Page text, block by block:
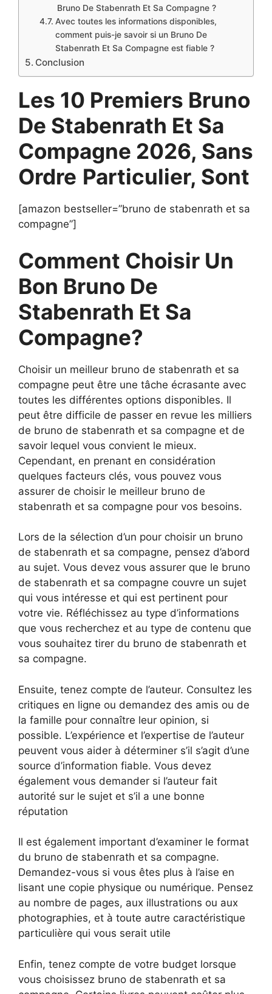
Bruno De Stabenrath Et Sa Compagne ?
Avec toutes les informations disponibles,
comment puis-je savoir si un Bruno De
Stabenrath Et Sa Compagne est fiable ?
Conclusion
Les 10 Premiers Bruno
De Stabenrath Et Sa
Compagne 2026, Sans
Ordre Particulier, Sont
[amazon bestseller=”bruno de stabenrath et sa
compagne”]
Comment Choisir Un
Bon Bruno De
Stabenrath Et Sa
Compagne?
Choisir un meilleur bruno de stabenrath et sa
compagne peut être une tâche écrasante avec
toutes les différentes options disponibles. Il
peut être difficile de passer en revue les milliers
de bruno de stabenrath et sa compagne et de
savoir lequel vous convient le mieux.
Cependant, en prenant en considération
quelques facteurs clés, vous pouvez vous
assurer de choisir le meilleur bruno de
stabenrath et sa compagne pour vos besoins.
Lors de la sélection d’un pour choisir un bruno
de stabenrath et sa compagne, pensez d’abord
au sujet. Vous devez vous assurer que le bruno
de stabenrath et sa compagne couvre un sujet
qui vous intéresse et qui est pertinent pour
votre vie. Réfléchissez au type d’informations
que vous recherchez et au type de contenu que
vous souhaitez tirer du bruno de stabenrath et
sa compagne.
Ensuite, tenez compte de l’auteur. Consultez les
critiques en ligne ou demandez des amis ou de
la famille pour connaître leur opinion, si
possible. L’expérience et l’expertise de l’auteur
peuvent vous aider à déterminer s’il s’agit d’une
source d’information fiable. Vous devez
également vous demander si l’auteur fait
autorité sur le sujet et s’il a une bonne
réputation
Il est également important d’examiner le format
du bruno de stabenrath et sa compagne.
Demandez-vous si vous êtes plus à l’aise en
lisant une copie physique ou numérique. Pensez
au nombre de pages, aux illustrations ou aux
photographies, et à toute autre caractéristique
particulière qui vous serait utile
Enfin, tenez compte de votre budget lorsque
vous choisissez bruno de stabenrath et sa